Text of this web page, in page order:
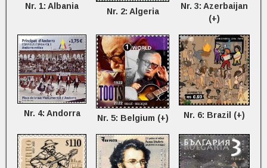
Nr. 1: Albania
Nr. 2: Algeria
Nr. 3: Azerbaijan
(+)
Nr. 4: Andorra
Nr. 5: Belgium (+) Nr. 6: Brazil (+)